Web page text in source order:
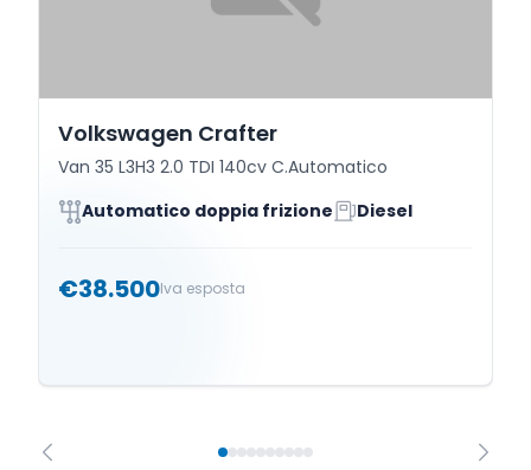
Volkswagen Crafter
Van 35 L3H3 2.0 TDI 140cv C.Automatico
Automatico doppia frizione
Diesel
€38.500Iva esposta